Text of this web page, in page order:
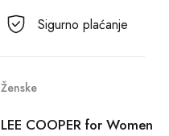
Sigurno plaćanje
Ženske
LEE COOPER for Women